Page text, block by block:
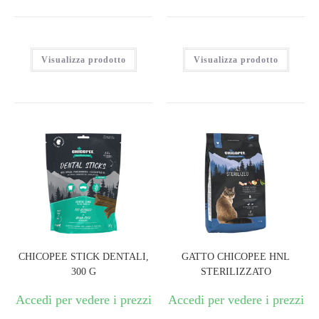
Visualizza prodotto Visualizza prodotto
CHICOPEE STICK DENTALI,
300 G
Accedi per vedere i prezzi
GATTO CHICOPEE HNL
STERILIZZATO
Accedi per vedere i prezzi